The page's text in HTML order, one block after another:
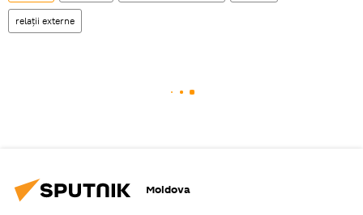
relații externe
Moldova